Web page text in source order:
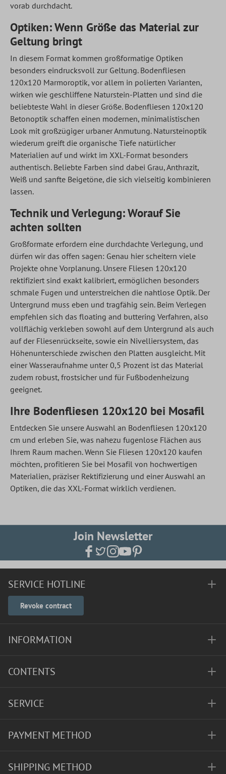
vorab durchdacht.
Optiken: Wenn Größe das Material zur
Geltung bringt
In diesem Format kommen großformatige Optiken
besonders eindrucksvoll zur Geltung. Bodenfliesen
120x120 Marmoroptik, vor allem in polierten Varianten,
wirken wie geschliffene Naturstein-Platten und sind die
beliebteste Wahl in dieser Größe. Bodenfliesen 120x120
Betonoptik schaffen einen modernen, minimalistischen
Look mit großzügiger urbaner Anmutung. Natursteinoptik
wiederum greift die organische Tiefe natürlicher
Materialien auf und wirkt im XXL-Format besonders
authentisch. Beliebte Farben sind dabei Grau, Anthrazit,
Weiß und sanfte Beigetöne, die sich vielseitig kombinieren
lassen.
Technik und Verlegung: Worauf Sie
achten sollten
Großformate erfordern eine durchdachte Verlegung, und
dürfen wir das offen sagen: Genau hier scheitern viele
Projekte ohne Vorplanung. Unsere Fliesen 120x120
rektifiziert sind exakt kalibriert, ermöglichen besonders
schmale Fugen und unterstreichen die nahtlose Optik. Der
Untergrund muss eben und tragfähig sein. Beim Verlegen
empfehlen sich das floating and buttering Verfahren, also
vollflächig verkleben sowohl auf dem Untergrund als auch
auf der Fliesenrückseite, sowie ein Nivelliersystem, das
Höhenunterschiede zwischen den Platten ausgleicht. Mit
einer Wasseraufnahme unter 0,5 Prozent ist das Material
zudem robust, frostsicher und für Fußbodenheizung
geeignet.
Ihre Bodenfliesen 120x120 bei Mosafil
Entdecken Sie unsere Auswahl an Bodenfliesen 120x120
cm und erleben Sie, was nahezu fugenlose Flächen aus
Ihrem Raum machen. Wenn Sie Fliesen 120x120 kaufen
möchten, profitieren Sie bei Mosafil von hochwertigen
Materialien, präziser Rektifizierung und einer Auswahl an
Optiken, die das XXL-Format wirklich verdienen.
Join Newsletter
SERVICE HOTLINE
Revoke contract
INFORMATION
CONTENTS
SERVICE
PAYMENT METHOD
SHIPPING METHOD